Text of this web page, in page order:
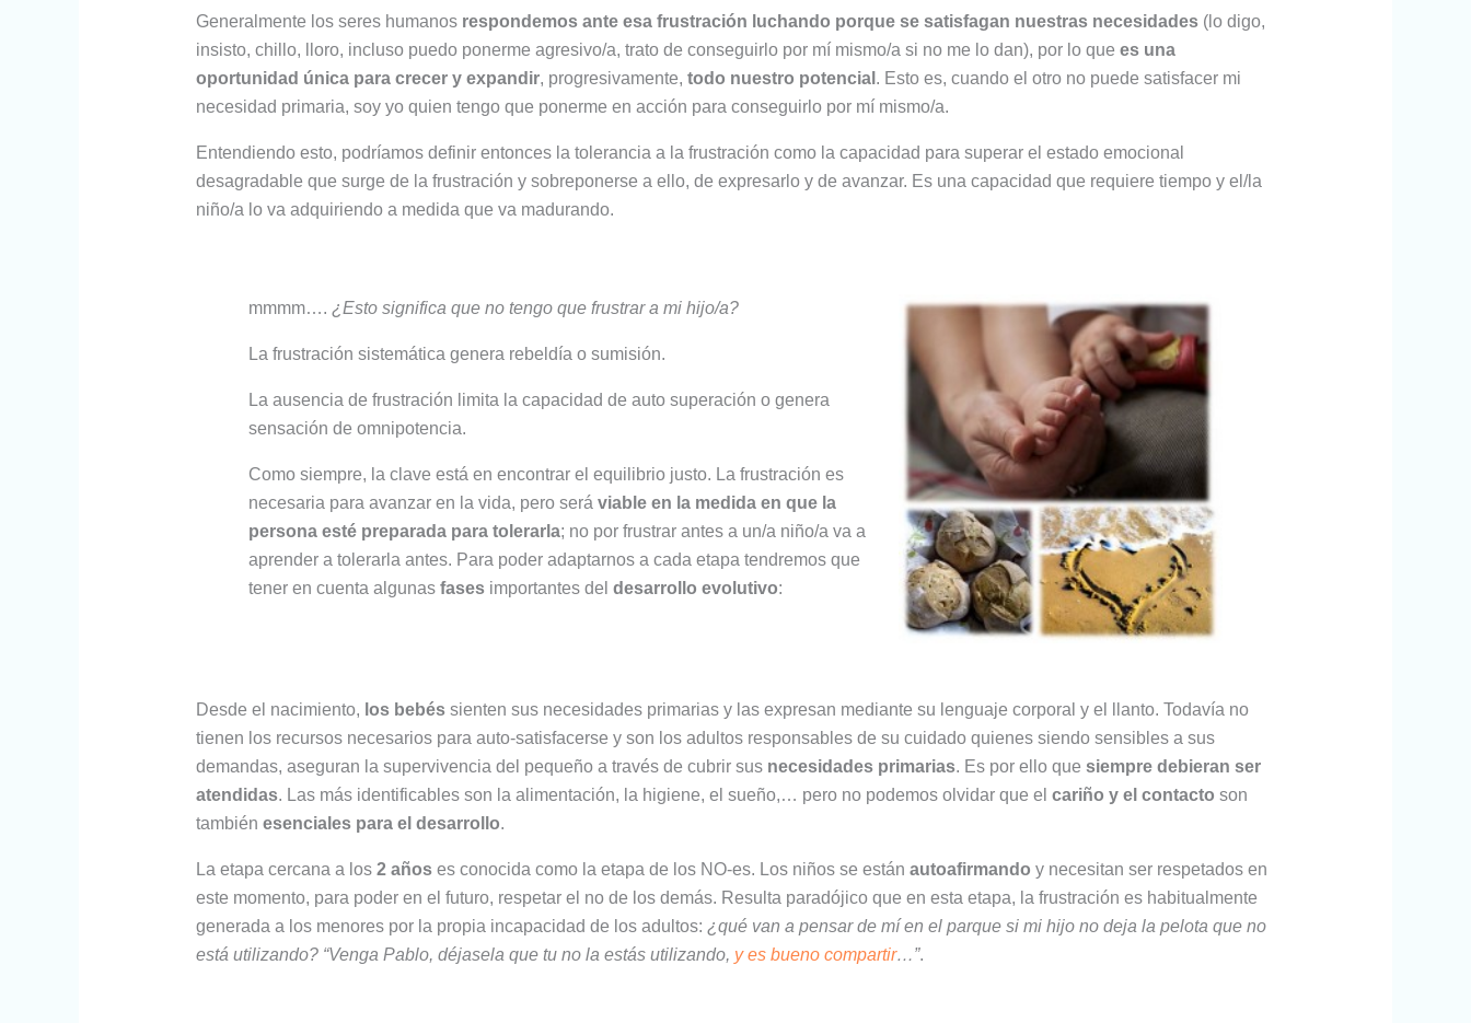
Generalmente los seres humanos respondemos ante esa frustración luchando porque se satisfagan nuestras necesidades(lo digo,
insisto, chillo, lloro, incluso puedo ponerme agresivo/a, trato de conseguirlo por mí mismo/a si no me lo dan), por lo que es una
oportunidad única para crecer y expandir, progresivamente, todo nuestro potencial . Esto es, cuando el otro no puede satisfacer mi
necesidad primaria, soy yo quien tengo que ponerme en acción para conseguirlo por mí mismo/a.
Entendiendo esto, podríamos definir entonces la tolerancia a la frustración como la capacidad para superar el estado emocional
desagradable que surge de la frustración y sobreponerse a ello, de expresarlo y de avanzar. Es una capacidad que requiere tiempo y el/la
niño/a lo va adquiriendo a medida que va madurando.
mmmm…. ¿Esto significa que no tengo que frustrar a mi hijo/a?
La frustración sistemática genera rebeldía o sumisión.
La ausencia de frustración limita la capacidad de auto superación o genera
sensación de omnipotencia.
Como siempre, la clave está en encontrar el equilibrio justo. La frustración es
necesaria para avanzar en la vida, pero será viable en la medida en que la
persona esté preparada para tolerarla; no por frustrar antes a un/a niño/a va a
aprender a tolerarla antes. Para poder adaptarnos a cada etapa tendremos que
tener en cuenta algunas fasesimportantes del desarrollo evolutivo:
Desde el nacimiento, los bebéssienten sus necesidades primarias y las expresan mediante su lenguaje corporal y el llanto. Todavía no
tienen los recursos necesarios para auto-satisfacerse y son los adultos responsables de su cuidado quienes siendo sensibles a sus
demandas, aseguran la supervivencia del pequeño a través de cubrir sus necesidades primarias. Es por ello que siempre debieran ser
atendidas. Las más identificables son la alimentación, la higiene, el sueño,… pero no podemos olvidar que el cariño y el contacto son
también esenciales para el desarrollo.
La etapa cercana a los 2 añoses conocida como la etapa de los NO-es. Los niños se están autoafirmando y necesitan ser respetados en
este momento, para poder en el futuro, respetar el no de los demás. Resulta paradójico que en esta etapa, la frustración es habitualmente
generada a los menores por la propia incapacidad de los adultos: ¿qué van a pensar de mí en el parque si mi hijo no deja la pelota que no
está utilizando? “Venga Pablo, déjasela que tu no la estás utilizando, y es bueno compartir…”.